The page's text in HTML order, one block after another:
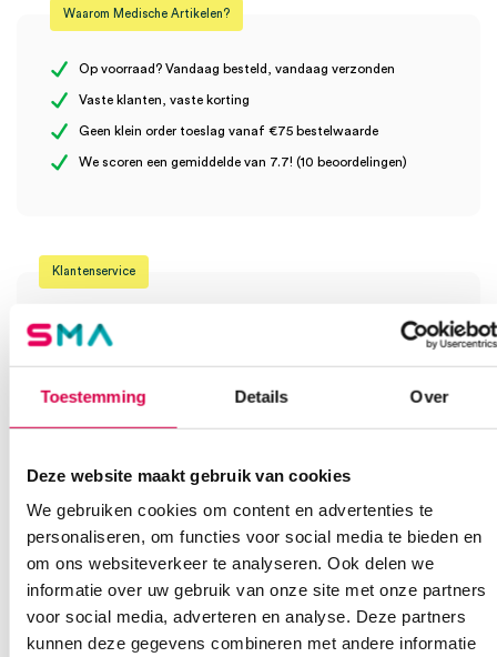
Toestemming Details Over
Deze website maakt gebruik van cookies
We gebruiken cookies om content en advertenties te
personaliseren, om functies voor social media te bieden en
om ons websiteverkeer te analyseren. Ook delen we
informatie over uw gebruik van onze site met onze partners
voor social media, adverteren en analyse. Deze partners
kunnen deze gegevens combineren met andere informatie
Steriel onsteriel
Er zijn nog geen beoordelingen.
4.5m (1)” te beoordelen
Waarom Medische Artikelen?
Op voorraad? Vandaag besteld, vandaag verzonden
Vaste klanten, vaste korting
Geen klein order toeslag vanaf €75 bestelwaarde
We scoren een gemiddelde van 7.7! (10 beoordelingen)
Klantenservice
Heb je een vraag?
Vind je antwoord snel en makkelijk op onze klantenservice pagina.
Of contacteer ons via een van de onderstaande opties.
Onze klantenservice is bereikbaar van maandag t/m vrijdag van
08:30 tot 17:00
Bel Anca E-mail Anca Contactformulier